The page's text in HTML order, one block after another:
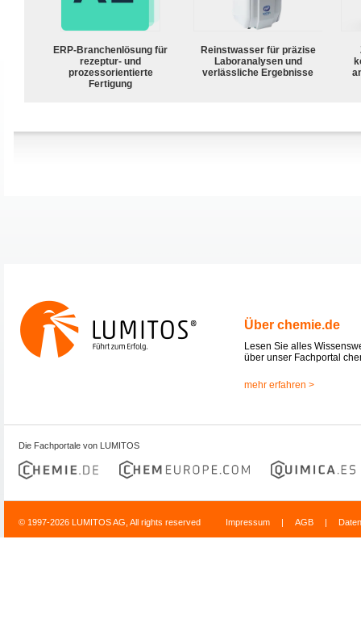
ERP-Branchenlösung für
rezeptur- und
prozessorientierte
Fertigung
Reinstwasser für präzise
Laboranalysen und
verlässliche Ergebnisse
Über chemie.de
Lesen Sie alles
über unser Fachportal
mehr erfahren >
Die Fachportale von LUMITOS
© 1997-2026 LUMITOS AG, All rights reserved Impressum | AGB |